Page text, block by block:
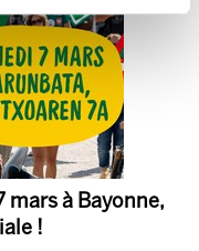
mars à Bayonne,
!